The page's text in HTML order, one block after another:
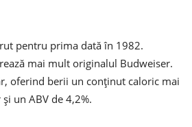
pentru prima dată în 1982.
mai mult originalul Budweiser.
oferind berii un conținut caloric mai
un ABV de 4,2%.